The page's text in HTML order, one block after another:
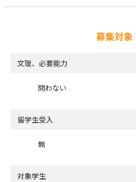
募集対象
文理、必要能力
問わない
留学生受入
無
対象学生